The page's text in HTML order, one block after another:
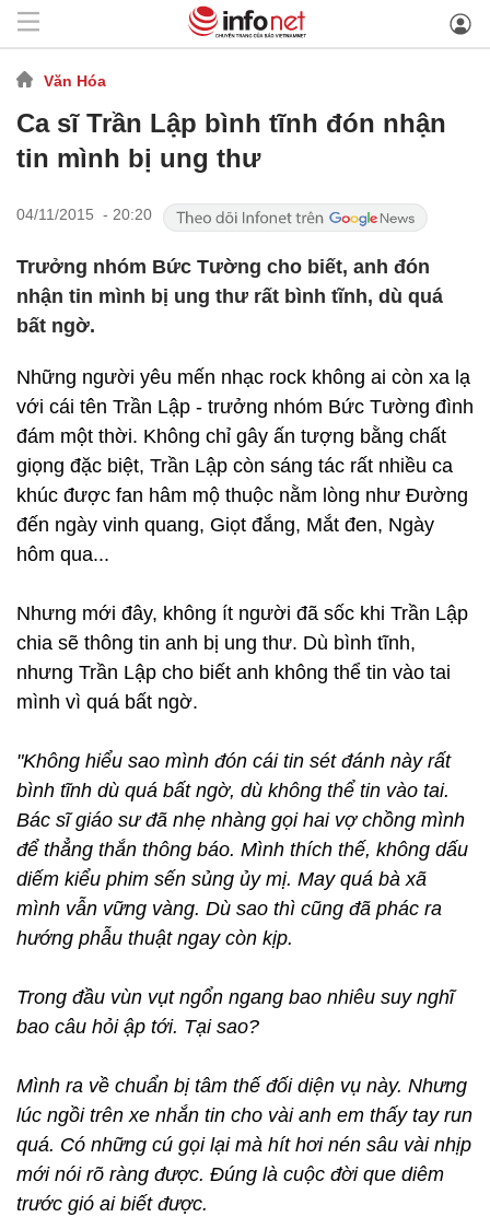
Văn Hóa
Ca sĩ Trần Lập bình tĩnh đón nhận
tin mình bị ung thư
04/11/2015 - 20:20
Trưởng nhóm Bức Tường cho biết, anh đón
nhận tin mình bị ung thư rất bình tĩnh, dù quá
bất ngờ.
Những người yêu mến nhạc rock không ai còn xa lạ
với cái tên Trần Lập - trưởng nhóm Bức Tường đình
đám một thời. Không chỉ gây ấn tượng bằng chất
giọng đặc biệt, Trần Lập còn sáng tác rất nhiều ca
khúc được fan hâm mộ thuộc nằm lòng như Đường
đến ngày vinh quang, Giọt đắng, Mắt đen, Ngày
hôm qua...
Nhưng mới đây, không ít người đã sốc khi Trần Lập
chia sẽ thông tin anh bị ung thư. Dù bình tĩnh,
nhưng Trần Lập cho biết anh không thể tin vào tai
mình vì quá bất ngờ.
"Không hiểu sao mình đón cái tin sét đánh này rất
bình tĩnh dù quá bất ngờ, dù không thể tin vào tai.
Bác sĩ giáo sư đã nhẹ nhàng gọi hai vợ chồng mình
để thẳng thắn thông báo. Mình thích thế, không dấu
diếm kiểu phim sến sủng ủy mị. May quá bà xã
mình vẫn vững vàng. Dù sao thì cũng đã phác ra
hướng phẫu thuật ngay còn kịp.
Trong đầu vùn vụt ngổn ngang bao nhiêu suy nghĩ
bao câu hỏi ập tới. Tại sao?
Mình ra về chuẩn bị tâm thế đối diện vụ này. Nhưng
lúc ngồi trên xe nhắn tin cho vài anh em thấy tay run
quá. Có những cú gọi lại mà hít hơi nén sâu vài nhịp
mới nói rõ ràng được. Đúng là cuộc đời que diêm
trước gió ai biết được.